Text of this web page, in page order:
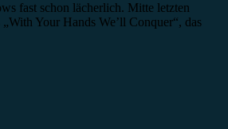
fast schon lächerlich. Mitte letzten
Your Hands We’ll Conquer“, das